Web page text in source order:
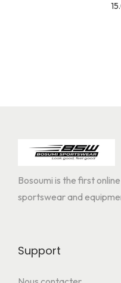
Bosoumi is the first
sportswear and
Support